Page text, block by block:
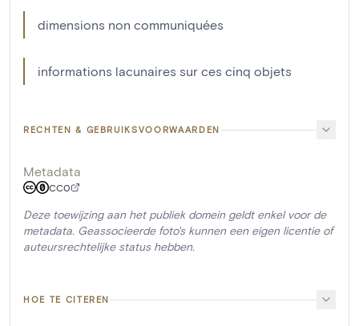
dimensions non communiquées
informations lacunaires sur ces cinq objets
RECHTEN & GEBRUIKSVOORWAARDEN
Metadata
CC0
Deze toewijzing aan het publiek domein geldt enkel voor de
metadata. Geassocieerde foto's kunnen een eigen licentie of
auteursrechtelijke status hebben.
HOE TE CITEREN